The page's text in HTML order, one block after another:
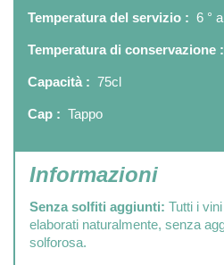
Temperatura del servizio : 6 °
Temperatura di conservazione :
Capacità : 75cl
Cap : Tappo
Informazioni
Senza solfiti aggiunti: Tutti i
elaborati naturalmente, senza
solforosa.